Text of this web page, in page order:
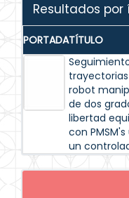
Resultados por
PORTADATÍTULO
robot
de dos
libertad
con
un